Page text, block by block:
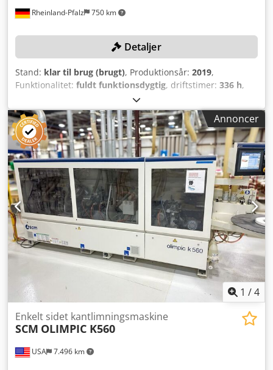
Rheinland-Pfalz 750 km
Detaljer
Stand: klar til brug (brugt), Produktionsår: 2019,
Funktionalitet: fuldt funktionsdygtig, driftstimer: 336 h,
, samlet længde:
samlet vægt:1.840 kg, controller model:Maestro Pro
Edge, Kantlimningsmaskine med kun 336 driftstimer &
omfattende tilbehør! TEKNISKE DETALJER Maks.
kanttykkelse: 8 mm MASKINEDETALJER Styring: Maestro Pro
Edge Elektriske data Spænding: 400 Volt Frekvens: 50 Hz
Dimensioner & vægt Maskinlængde: 4.764 mm Vægt ca.:
1.840 kg Driftstimer: 336 t Konfiguration af
kantlimningsmaskine: Planfræse-/aftræksaggregat-radius:
1 mm Planfræse-/aftræksaggregat-radius: 2 mm
Sprayanlæg til efterbearbejdning af kant Sprayanlæg til
følsomme kanter Fladeaftræksklinge "RC-V" Børsteaggregat
"SP-V" Kit "SAVENERGY" "EASY SIZE" enhed Indvendig
belysning af kabine og limområde Keramisk lampe med
infrarød stråling Elektronisk positionering af trykruller
Reserve limbeholder "SGP" med NC-dosering Ekstra
limbeholder "SGP" med NC-dosering Manuel forsyning
"Nesting" trykruller Diamantværktøj H=64 til
forfræseaggregat, 2 tænder Sokkel Dcedpfoydc Absx Akpok
Annoncer
1 /4
USA 7.496 km
Enkelt sidet kantlimningsmaskine
SCM OLIMPIC K560